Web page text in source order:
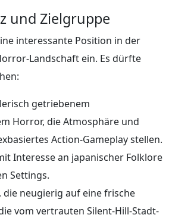
und Zielgruppe
interessante Position in der
Landschaft ein. Es dürfte
getriebenem
Horror, die Atmosphäre und
Action-Gameplay stellen.
Interesse an japanischer Folklore
Settings.
die neugierig auf eine frische
vom vertrauten Silent-Hill-Stadt-